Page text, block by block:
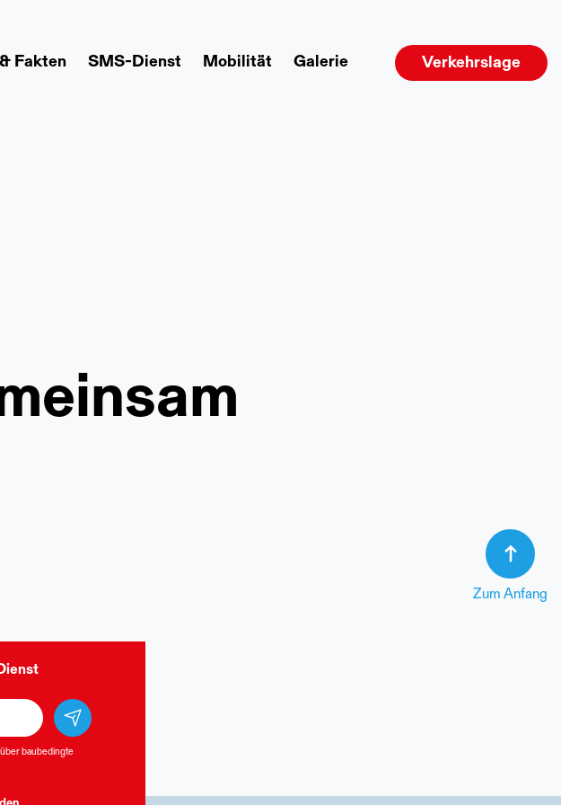
Fakten SMS-Dienst Mobilität Galerie Verkehrslage
Zum Anfang
baubedingte